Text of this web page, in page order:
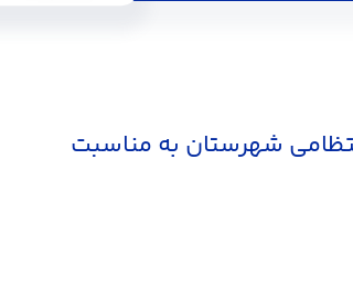
شهرستان به مناسبت